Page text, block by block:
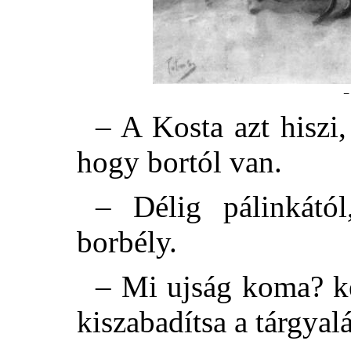
–
– A Kosta azt
hogy bortól van.
– Délig
borbély.
– Mi ujság koma?
kiszabadítsa a